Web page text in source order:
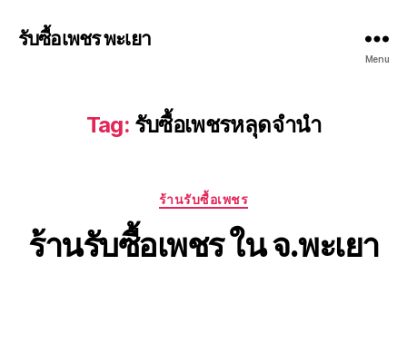
รับซื้อเพชร พะเยา
Menu
Tag: รับซื้อเพชรหลุดจำนำ
Categories
ร้านรับซื้อเพชร
ร้านรับซื้อเพชร ใน จ.พะเยา